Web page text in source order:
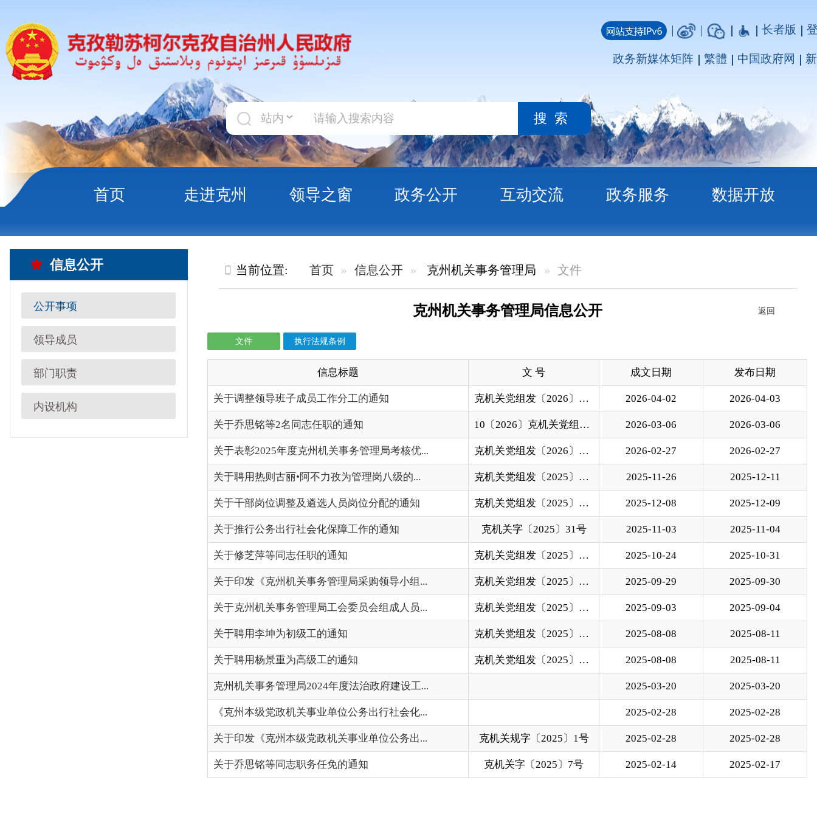
长者版 登录 注册
搜索
首页 走进克州 领导之窗 政务公开 互动交流 政务服务 数据开放
领导成员
部门职责
内设机构
当前位置: 首页 克州机关事务管理局 文件
文 号 成文日期
关于调整领导班子成员工作分工的通知
关于表彰2025年度克州机关事务管理局考核优... 2026-02-27 2026-02-27
关于聘用热则古丽•阿不力孜为管理岗八级的... 克机关党组发〔2025〕35号 2025-11-26 2025-12-11
关于干部岗位调整及遴选人员岗位分配的通知 克机关党组发〔2025〕38号 2025-12-08 2025-12-09
关于推行公务出行社会化保障工作的通知 克机关字〔2025〕31号 2025-11-03 2025-11-04
关于修芝萍等同志任职的通知 克机关党组发〔2025〕31号 2025-10-24 2025-10-31
关于印发《克州机关事务管理局采购领导小组... 克机关党组发〔2025〕22号 2025-09-29
关于克州机关事务管理局工会委员会组成人员... 克机关党组发〔2025〕19号 2025-09-03 2025-09-04
关于聘用李坤为初级工的通知 克机关党组发〔2025〕13号 2025-08-08 2025-08-11
关于聘用杨景重为高级工的通知 克机关党组发〔2025〕12号 2025-08-08 2025-08-11
克州机关事务管理局2024年度法治政府建设工... 2025-03-20 2025-03-20
《克州本级党政机关事业单位公务出行社会化... 2025-02-28 2025-02-28
关于印发《克州本级党政机关事业单位公务出... 克机关规字〔2025〕1号 2025-02-28
关于乔思铭等同志职务任免的通知 克机关字〔2025〕7号 2025-02-14 2025-02-17
首页 上一页 1 2 3 下一页 尾页 共 48 条 / 共 4 页 跳转至 页 GO
地州市政府 区政府部门 省区市政府